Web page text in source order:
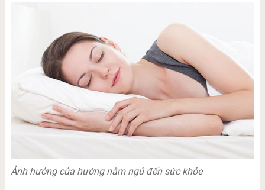
Ảnh hưởng của hướng nằm ngủ đến sức khỏe